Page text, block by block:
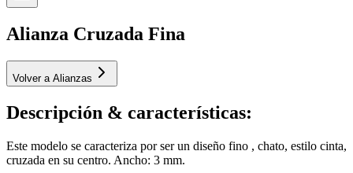
Alianza Cruzada Fina
Volver a Alianzas
Descripción & características:
Este modelo se caracteriza por ser un diseño fino , chato, estilo cinta,
cruzada en su centro. Ancho: 3 mm.